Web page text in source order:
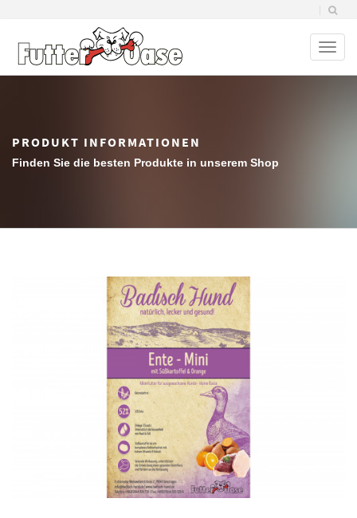
PRODUKT INFORMATIONEN
Finden Sie die besten Produkte in unserem Shop